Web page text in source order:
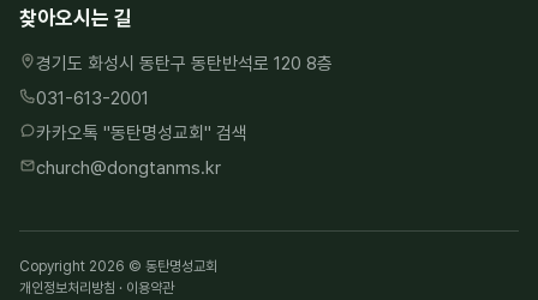
찾아오시는 길
경기도 화성시 동탄구 동탄반석로 120 8층
031-613-2001
카카오톡 "동탄명성교회" 검색
church@dongtanms.kr
Copyright 2026 © 동탄명성교회
개인정보처리방침 · 이용약관